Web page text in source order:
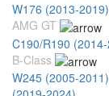
W176 (2013-2019)
AMG GT
C190/R190
B-Class
W245 (2005-2011)